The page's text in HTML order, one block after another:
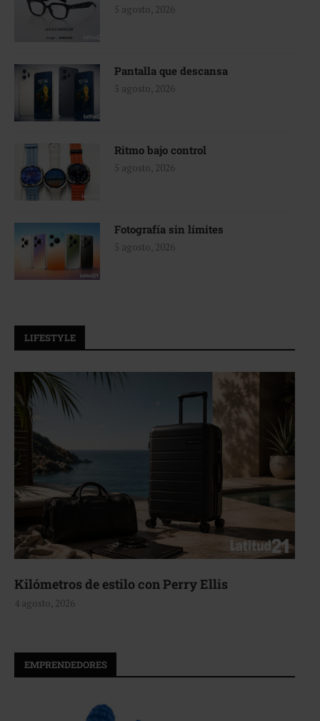
5 agosto, 2026
Pantalla que descansa
5 agosto, 2026
Ritmo bajo control
5 agosto, 2026
Fotografía sin límites
5 agosto, 2026
LIFESTYLE
Aerie, texturas que fluyen
4 agosto, 2026
EMPRENDEDORES